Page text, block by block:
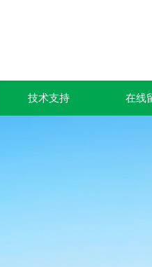
技术支持 在线